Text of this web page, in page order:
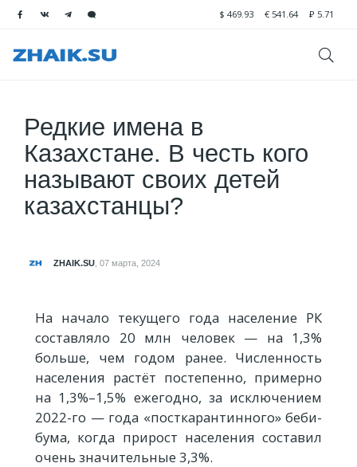
$ 469.93 € 541.64 ₽ 5.71
Редкие имена в
Казахстане. В честь кого
называют своих детей
казахстанцы?
ZHAIK.SU 07 марта, 2024
На начало текущего года население РК
составляло 20 млн человек — на 1,3%
больше, чем годом ранее. Численность
населения растёт постепенно, примерно
на 1,3%–1,5% ежегодно, за исключением
2022-го — года «посткарантинного» беби-
бума, когда прирост населения составил
очень значительные 3,3%.